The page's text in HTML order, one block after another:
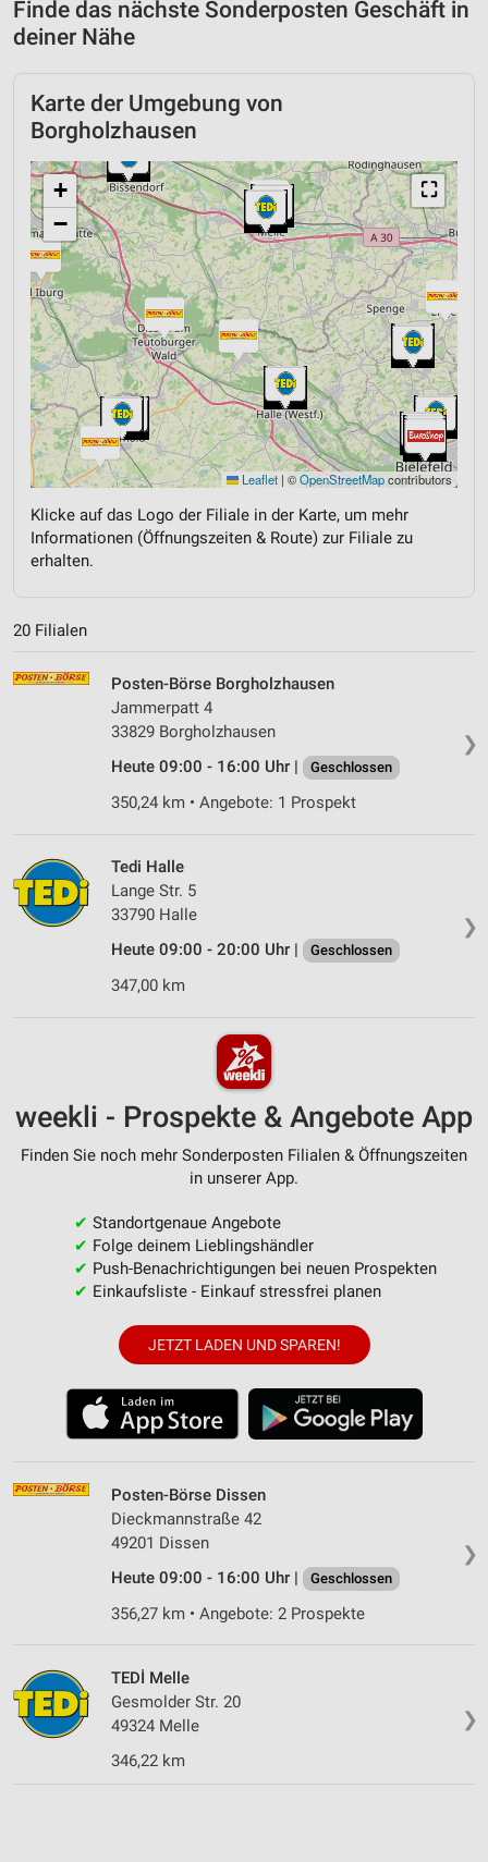
Finde das nächste Sonderposten Geschäft in
deiner Nähe
Karte der Umgebung von
Borgholzhausen
⛶
+
−
Leaflet | ©OpenStreetMapcontributors
Klicke auf das Logo der Filiale in der Karte, um mehr
Informationen (Öffnungszeiten & Route) zur Filiale zu
erhalten.
20 Filialen
❯
Posten-Börse Borgholzhausen
Jammerpatt 4
33829 Borgholzhausen
Heute 09:00 - 16:00 Uhr |
Geschlossen
350,24 km • Angebote: 1 Prospekt
❯
Tedi Halle
Lange Str. 5
33790 Halle
Heute 09:00 - 20:00 Uhr |
Geschlossen
347,00 km
weekli - Prospekte & Angebote App
Finden Sie noch mehr Sonderposten Filialen & Öffnungszeiten
in unserer App.
✔ Standortgenaue Angebote
✔ Folge deinem Lieblingshändler
✔ Push-Benachrichtigungen bei neuen Prospekten
✔ Einkaufsliste - Einkauf stressfrei planen
JETZT LADEN UND SPAREN!
❯
Posten-Börse Dissen
Dieckmannstraße 42
49201 Dissen
Heute 09:00 - 16:00 Uhr |
Geschlossen
356,27 km • Angebote: 2 Prospekte
❯
TEDİ Melle
Gesmolder Str. 20
49324 Melle
346,22 km